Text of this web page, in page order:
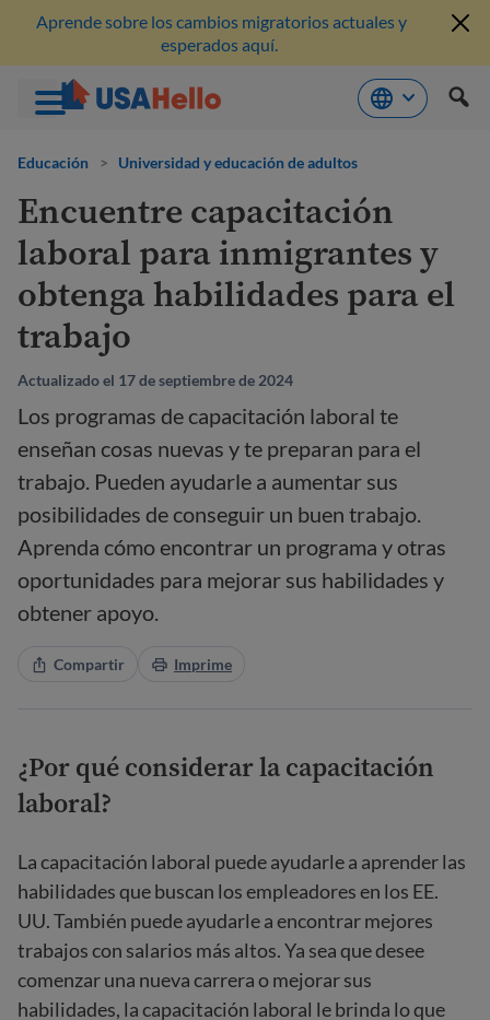
Aprende sobre los cambios migratorios actuales y
esperados aquí.
Educación > Universidad y educación de adultos
Encuentre capacitación
laboral para inmigrantes y
obtenga habilidades para el
trabajo
Actualizado el 17 de septiembre de 2024
Los programas de capacitación laboral te
enseñan cosas nuevas y te preparan para el
trabajo. Pueden ayudarle a aumentar sus
posibilidades de conseguir un buen trabajo.
Aprenda cómo encontrar un programa y otras
oportunidades para mejorar sus habilidades y
obtener apoyo.
Compartir Imprime
¿Por qué considerar la capacitación
laboral?
La capacitación laboral puede ayudarle a aprender las
habilidades que buscan los empleadores en los EE.
UU. También puede ayudarle a encontrar mejores
trabajos con salarios más altos. Ya sea que desee
comenzar una nueva carrera o mejorar sus
habilidades, la capacitación laboral le brinda lo que